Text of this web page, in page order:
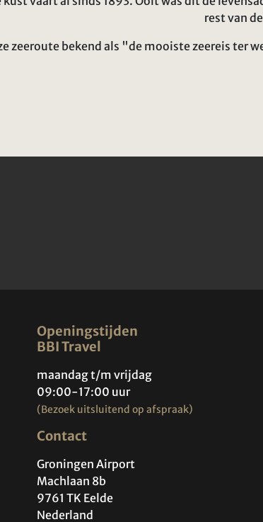
rest van
zeeroute bekend als "de mooiste zeereis ter
Openingstijden
BBI Travel
maandag t/m vrijdag
09:00-17:00 uur
(Bezoek uitsluitend op afspraak)
Contact
Groningen Airport
Machlaan 8b
9761 TK Eelde
Nederland